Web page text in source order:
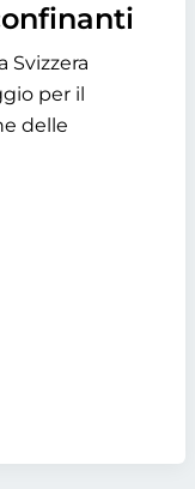
Svizzera
per il
delle